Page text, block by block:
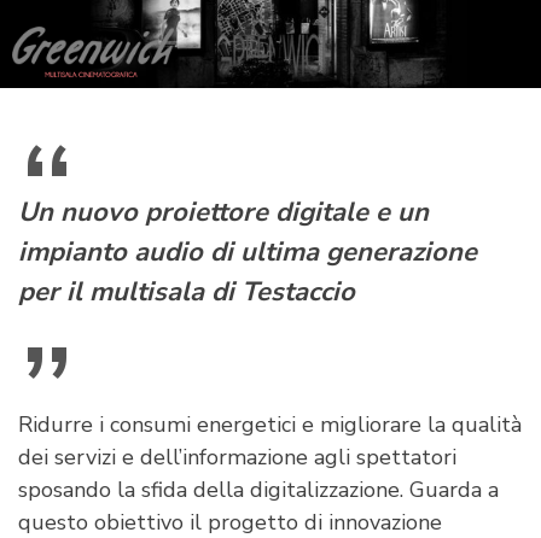
Un nuovo proiettore digitale e un
impianto audio di ultima generazione
per il multisala di Testaccio
Ridurre i consumi energetici e migliorare la qualità
dei servizi e dell’informazione agli spettatori
sposando la sfida della digitalizzazione. Guarda a
questo obiettivo il progetto di innovazione